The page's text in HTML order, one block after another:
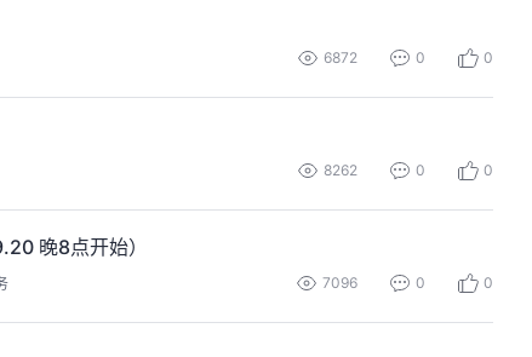
6872 0 0
8262 0 0
晚8点开始）
7096 0 0